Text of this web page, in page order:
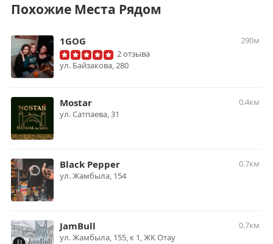
Похожие Места Рядом
1GOG
290м
2 отзыва
ул. ​Байзакова, 280
Mostar
0.4км
ул. Сатпаева, 31
Black Pepper
0.7км
ул. Жамбыла, 154
JamBull
0.7км
ул. Жамбыла, 155, к 1, ЖК Отау